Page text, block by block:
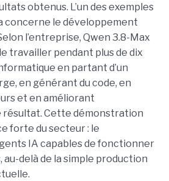
obtenus. L’un des exemples
concerne le développement
l’entreprise, Qwen 3.8-Max
travailler pendant plus de dix
en partant d’un
en générant du code, en
et en améliorant
Cette démonstration
forte du secteur : le
IA capables de fonctionner
au-delà de la simple production